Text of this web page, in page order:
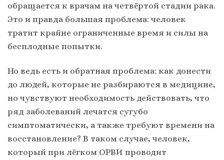
обращается к врачам на четвёртой стадии рака.
Это и правда большая проблема: человек
тратит крайне ограниченные время и силы на
бесплодные попытки.
Но ведь есть и обратная проблема: как донести
до людей, которые не разбираются в медицине,
но чувствуют необходимость действовать, что
ряд заболеваний лечатся сугубо
симптоматически, а также требуют времени на
восстановление? В таком случае, человек,
который при лёгком ОРВИ проводит